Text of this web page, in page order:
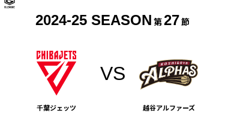
2024-25 SEASON 第27節
千葉ジェッツ 越谷アルファーズ